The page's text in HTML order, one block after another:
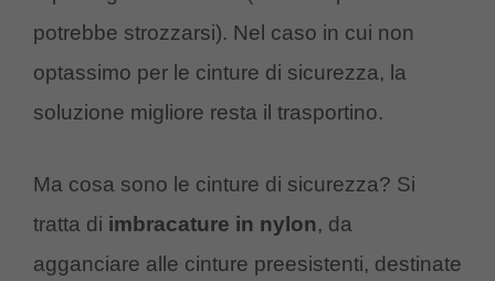
potrebbe strozzarsi). Nel caso in cui non
optassimo per le cinture di sicurezza, la
soluzione migliore resta il trasportino.
Ma cosa sono le cinture di sicurezza? Si
tratta di imbracature in nylon, da
agganciare alle cinture preesistenti, destinate